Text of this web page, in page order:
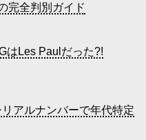
完全判別ガイド
はLes Paulだった?!
アルナンバーで年代特定